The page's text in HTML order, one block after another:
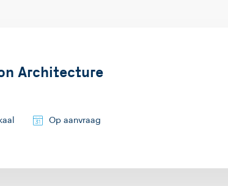
Architecture
Op aanvraag